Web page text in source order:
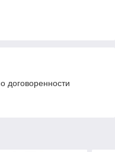
договоренности